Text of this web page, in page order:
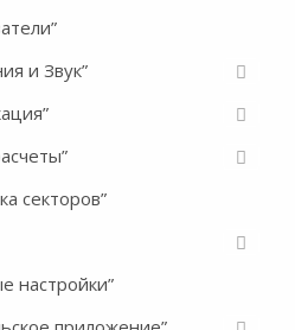
и Звук”
секторов”
настройки”